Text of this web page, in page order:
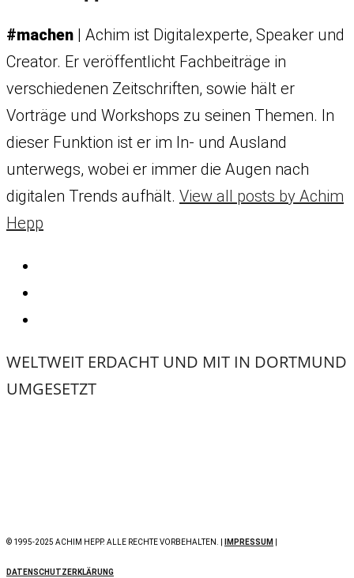
#machen | Achim ist Digitalexperte, Speaker und
Creator. Er veröffentlicht Fachbeiträge in
verschiedenen Zeitschriften, sowie hält er
Vorträge und Workshops zu seinen Themen. In
dieser Funktion ist er im In- und Ausland
unterwegs, wobei er immer die Augen nach
digitalen Trends aufhält. View all posts by Achim
Hepp
WELTWEIT ERDACHT UND MIT IN DORTMUND
UMGESETZT
© 1995-2025 ACHIM HEPP. ALLE RECHTE VORBEHALTEN. | IMPRESSUM
DATENSCHUTZERKLÄRUNG